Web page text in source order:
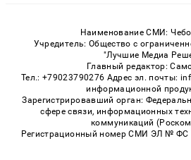
Наименование СМИ:
Учредитель: Общество с
"Лучшие Медиа
Главный редактор:
Тел.: +79023790276 Адрес эл. почты:
информационной
Зарегистрировавший орган:
сфере связи, информационных
коммуникаций
Регистрационный номер СМИ ЭЛ № ФС